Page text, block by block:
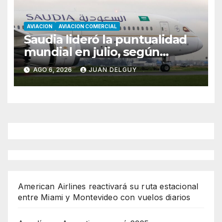
AVIACION AVIACION COMERCIAL
Saudia lideró la puntualidad
mundial en julio, según
Cirium
AGO 6, 2026 JUAN DELGUY
American Airlines reactivará su ruta estacional
entre Miami y Montevideo con vuelos diarios